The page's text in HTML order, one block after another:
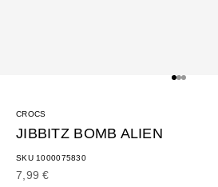
Gehe zu
Gehe
Gehe
CROCS
JIBBITZ BOMB ALIEN
SKU 1000075830
Angebot
7,99 €